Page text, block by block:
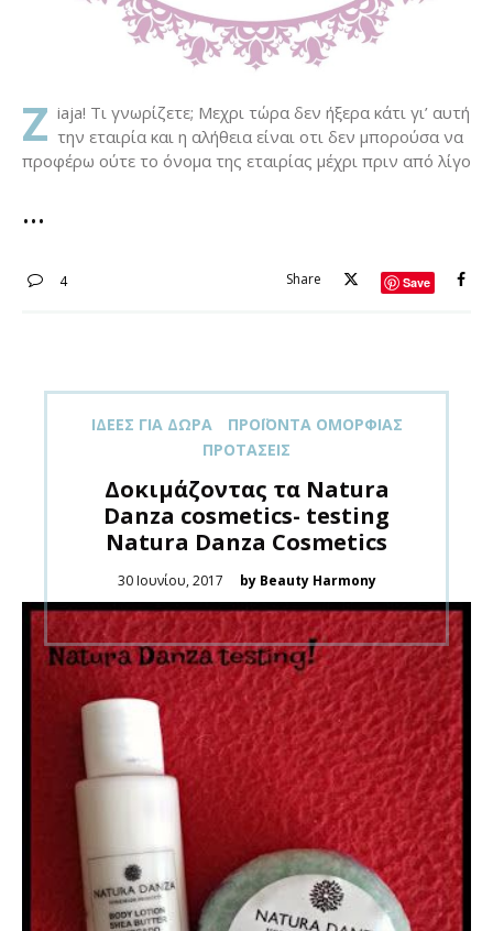
Z iaja! Tι γνωρίζετε; Mεχρι τώρα δεν ήξερα κάτι γι’ αυτή
την εταιρία και η αλήθεια είναι οτι δεν μπορούσα να
προφέρω ούτε το όνομα της εταιρίας μέχρι πριν από λίγο
4 Share Save
ΙΔΈΕΣ ΓΙΑ ΔΏΡΑ
ΠΡΟΪΌΝΤΑ ΟΜΟΡΦΙΆΣ
ΠΡΟΤΆΣΕΙΣ
Δοκιμάζοντας τα Natura
Danza cosmetics- testing
Natura Danza Cosmetics
Posted
30 Ιουνίου, 2017 by Beauty Harmony